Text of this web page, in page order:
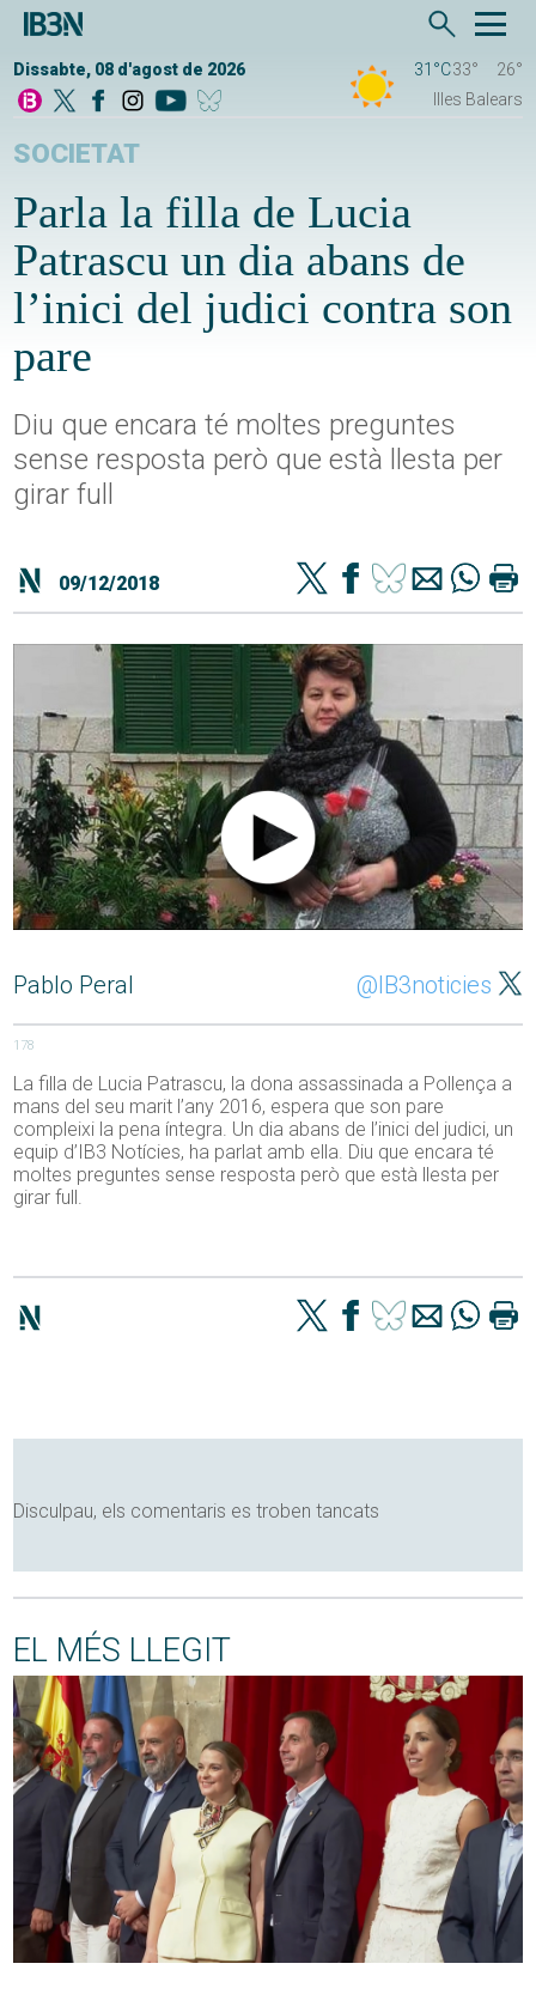
Dissabte, 08 d'agost de 2026 31°C33°
26°
Illes Balears
SOCIETAT
Parla la filla de Lucia
Patrascu un dia abans de
l’inici del judici contra son
pare
Diu que encara té moltes preguntes
sense resposta però que està llesta per
girar full
09/12/2018
Pablo Peral @IB3noticies
178
La filla de Lucia Patrascu, la dona assassinada a Pollença a
mans del seu marit l’any 2016, espera que son pare
compleixi la pena íntegra. Un dia abans de l’inici del judici, un
equip d’IB3 Notícies, ha parlat amb ella. Diu que encara té
moltes preguntes sense resposta però que està llesta per
girar full.
Disculpau, els comentaris es troben tancats
EL MÉS LLEGIT